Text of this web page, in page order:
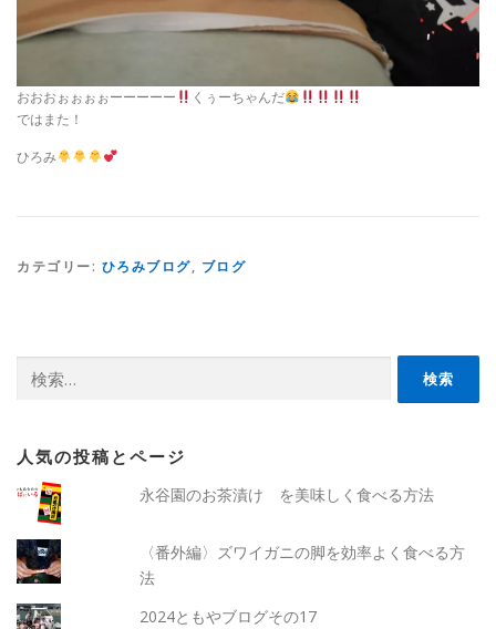
おおおぉぉぉぉーーーーー
くぅーちゃんだ
ではまた！
ひろみ
カテゴリー: ひろみブログ, ブログ
索:
人気の投稿とページ
永谷園のお茶漬け を美味しく食べる方法
〈番外編〉ズワイガニの脚を効率よく食べる方
法
2024ともやブログその17